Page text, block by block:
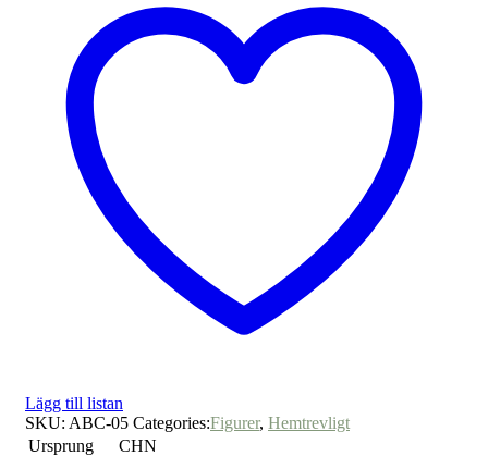
Lägg till listan
SKU: ABC-05 Categories:Figurer, Hemtrevligt
Ursprung
CHN